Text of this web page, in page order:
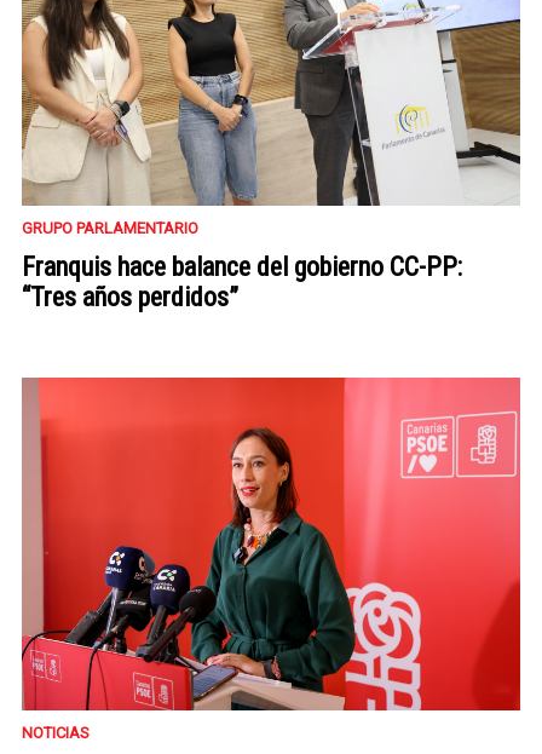
GRUPO PARLAMENTARIO
Franquis hace balance del gobierno CC-PP:
“Tres años perdidos”
NOTICIAS